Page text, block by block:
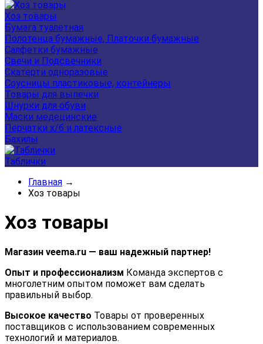
Хоз товары
Бумага туалетная
Полотенца бумажные, Платочки бумажные
Салфетки бумажные
Свечи и Подсвечники
Скатерти одноразовые
Соусницы пластиковые, контейнеры
Товары для выпечки
Шнурки для обуви
Маски медецинские
Перчатки х/б и латексные
Бахилы
Таблички
Главная →
Хоз товары
Хоз товары
Магазин veema.ru — ваш надежный партнер!
Опыт и профессионализм Команда экспертов с
многолетним опытом поможет вам сделать
правильный выбор.
Высокое качество Товары от проверенных
поставщиков с использованием современных
технологий и материалов.